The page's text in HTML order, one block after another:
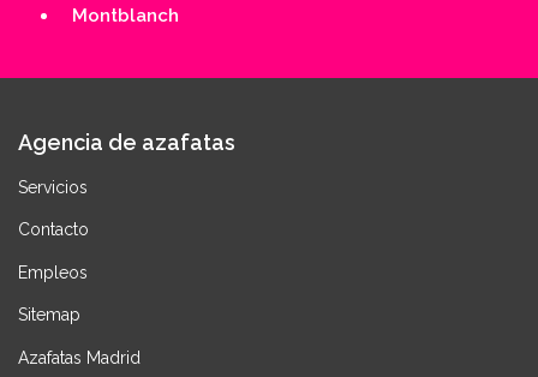
Montblanch
Agencia de azafatas
Servicios
Contacto
Empleos
Sitemap
Azafatas Madrid